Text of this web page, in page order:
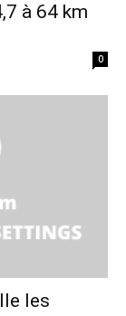
à 64 km
0
les